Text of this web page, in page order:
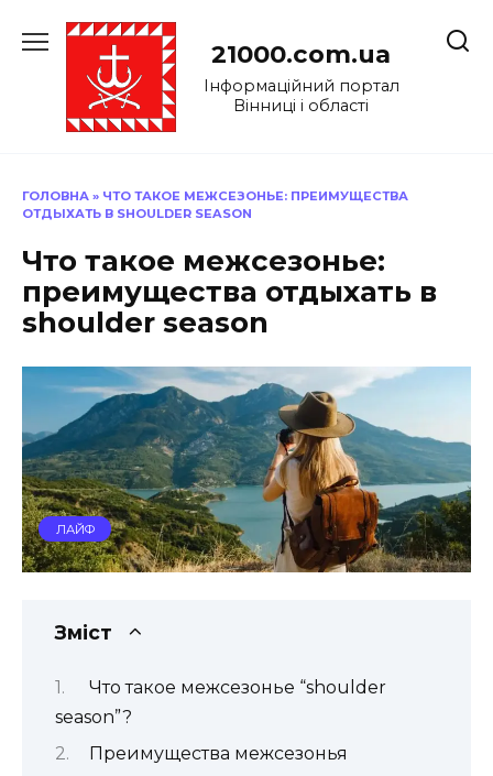
до
21000.com.ua
Інформаційний портал
Вінниці і області
ГОЛОВНА » ЧТО ТАКОЕ МЕЖСЕЗОНЬЕ: ПРЕИМУЩЕСТВА
ОТДЫХАТЬ В SHOULDER SEASON
Что такое межсезонье:
преимущества отдыхать в
shoulder season
ЛАЙФ
Зміст
Что такое межсезонье “shoulder
season”?
Преимущества межсезонья